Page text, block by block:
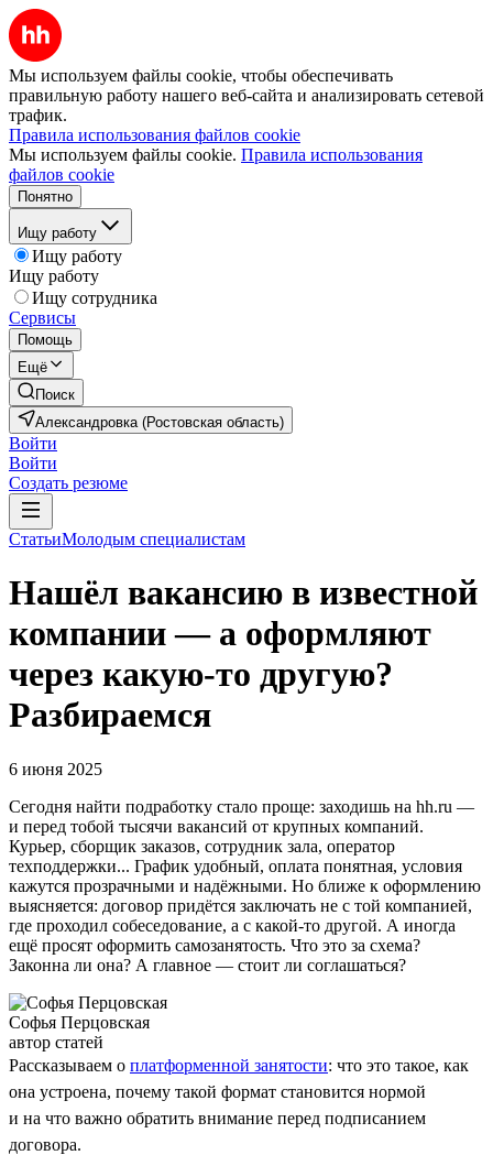
Мы используем файлы cookie, чтобы обеспечивать
правильную работу нашего веб-сайта и анализировать сетевой
трафик.
Правила использования файлов cookie
Мы используем файлы cookie. Правила использования
файлов cookie
Понятно
Ищу работу
Ищу работу
Ищу работу
Ищу сотрудника
Сервисы
Помощь
Ещё
Поиск
Александровка (Ростовская область)
Войти
Войти
Создать резюме
СтатьиМолодым специалистам
Нашёл вакансию в известной
компании — а оформляют
через какую-то другую?
Разбираемся
6 июня 2025
Сегодня найти подработку стало проще: заходишь на hh.ru —
и перед тобой тысячи вакансий от крупных компаний.
Курьер, сборщик заказов, сотрудник зала, оператор
техподдержки... График удобный, оплата понятная, условия
кажутся прозрачными и надёжными. Но ближе к оформлению
выясняется: договор придётся заключать не с той компанией,
где проходил собеседование, а с какой-то другой. А иногда
ещё просят оформить самозанятость. Что это за схема?
Законна ли она? А главное — стоит ли соглашаться?
Софья Перцовская
автор статей
Рассказываем о платформенной занятости: что это такое, как
она устроена, почему такой формат становится нормой
и на что важно обратить внимание перед подписанием
договора.